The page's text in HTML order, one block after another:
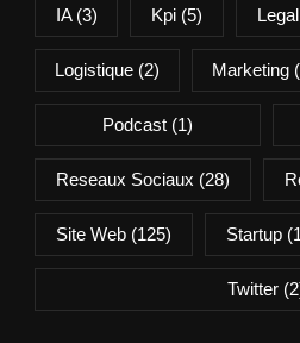
IA(3) Kpi (5) Legal
Logistique (2) Marketing
Podcast(1)
Reseaux Sociaux (28)
Site Web(125) Startup
Twitter